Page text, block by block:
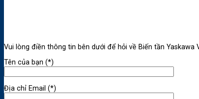
Vui lòng điền thông tin bên dưới để hỏi về Biến tần Yaskawa
Tên của bạn (*)
Địa chỉ Email (*)